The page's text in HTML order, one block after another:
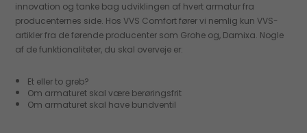
innovation og tanke bag udviklingen af hvert armatur fra
producenternes side. Hos VVS Comfort fører vi nemlig kun VVS-
artikler fra de førende producenter som Grohe og, Damixa. Nogle
af de funktionaliteter, du skal overveje er:
Et eller to greb?
Om armaturet skal være berøringsfrit
Om armaturet skal have bundventil